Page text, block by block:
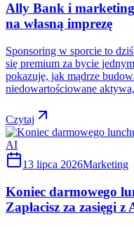
Ally Bank i
na własną imprezę
Sponsoring w sporcie to
się premium za bycie
pokazuje, jak mądrze
niedowartościowane
Czytaj
13 lipca 2026Marketing
Koniec darmowego
Zapłacisz za zasięgi z